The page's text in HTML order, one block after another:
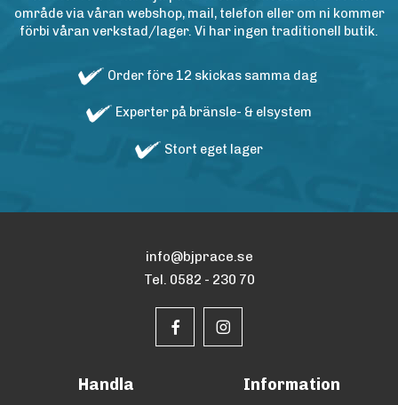
område via våran webshop, mail, telefon eller om ni kommer
förbi våran verkstad/lager. Vi har ingen traditionell butik.
Order före 12 skickas samma dag
Experter på bränsle- & elsystem
Stort eget lager
info@bjprace.se
Tel. 0582 - 230 70
Handla Information